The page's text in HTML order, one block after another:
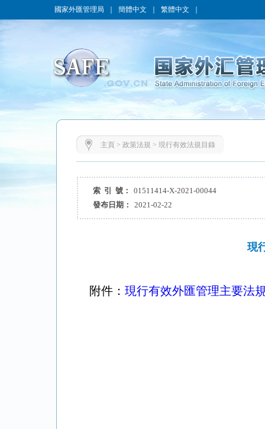
國家外匯管理局 簡體中文 繁體中文
主頁 > 政策法規 > 現行有效法規目錄
索 引 號：
01511414-X-2021-00044
發布日期：
2021-02-22
現
附件： 現行有效外匯管理主要法